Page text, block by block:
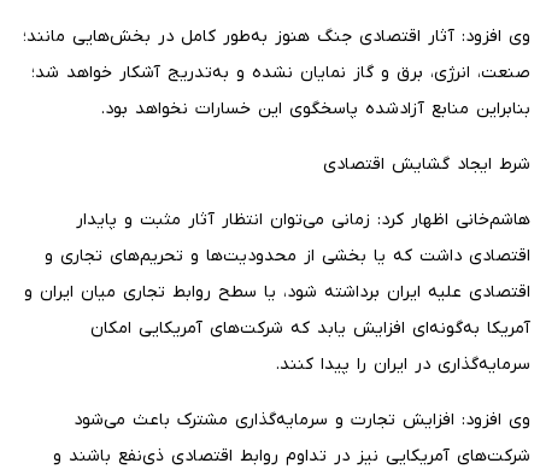
وی افزود: آثار اقتصادی جنگ هنوز به‌طور کامل در بخش‌هایی مانند؛
صنعت، انرژی، برق و گاز نمایان نشده و به‌تدریج آشکار خواهد شد؛
بنابراین منابع آزادشده پاسخگوی این خسارات نخواهد بود.
شرط ایجاد گشایش اقتصادی
هاشم‌خانی اظهار کرد: زمانی می‌توان انتظار آثار مثبت و پایدار
اقتصادی داشت که یا بخشی از محدودیت‌ها و تحریم‌های تجاری و
اقتصادی علیه ایران برداشته شود، یا سطح روابط تجاری میان ایران و
آمریکا به‌گونه‌ای افزایش یابد که شرکت‌های آمریکایی امکان
سرمایه‌گذاری در ایران را پیدا کنند.
وی افزود: افزایش تجارت و سرمایه‌گذاری مشترک باعث می‌شود
شرکت‌های آمریکایی نیز در تداوم روابط اقتصادی ذی‌نفع باشند و